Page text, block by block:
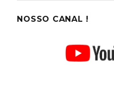
NOSSO CANAL !